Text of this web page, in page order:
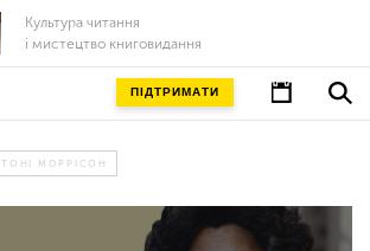
Культура читання
і мистецтво книговидання
ПІДТРИМАТИ
ТОНІ МОРРІСОН